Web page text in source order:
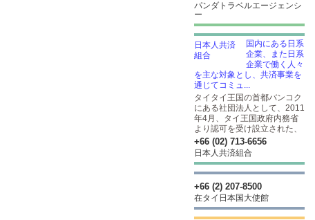
パンダトラベルエージェンシ
ー
国内にある日系
企業、また日系
企業で働く人々
を主な対象とし、共済事業を
通じてコミュ...
タイタイ王国の首都バンコク
にある社団法人として、2011
年4月、タイ王国政府内務省
より認可を受け設立された、
+66 (02) 713-6656
日本人共済組合
+66 (2) 207-8500
在タイ日本国大使館